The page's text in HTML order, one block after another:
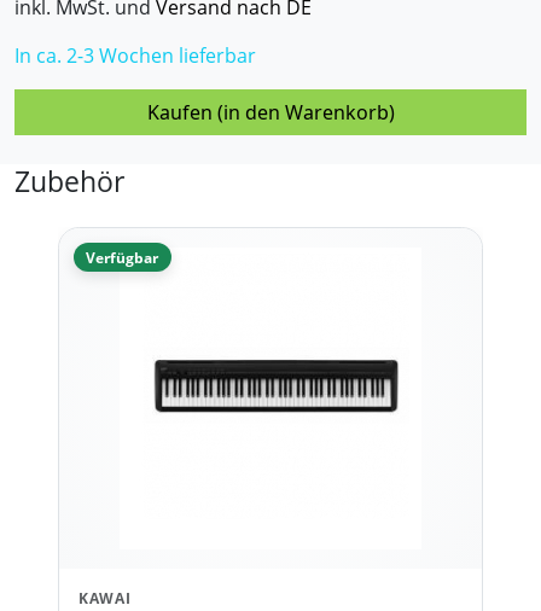
inkl. MwSt. und Versand nach DE
In ca. 2-3 Wochen lieferbar
Kaufen (in den Warenkorb)
Zubehör
Verfügbar
KAWAI